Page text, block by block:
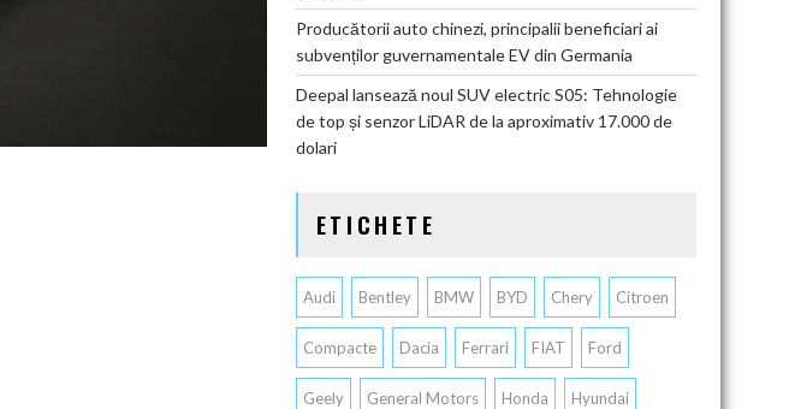
Producătorii auto chinezi, principalii beneficiari ai
subvenților guvernamentale EV din Germania
Deepal lansează noul SUV electric S05: Tehnologie
de top și senzor LiDAR de la aproximativ 17.000 de
dolari
ETICHETE
Audi Bentley BMW BYD Chery Citroen
Compacte Dacia Ferrari FIAT Ford
Geely General Motors Honda Hyundai